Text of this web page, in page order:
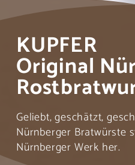
KUPFER
Original
Geliebt, geschätzt,
Nürnberger Bratwürste
Nürnberger Werk her.